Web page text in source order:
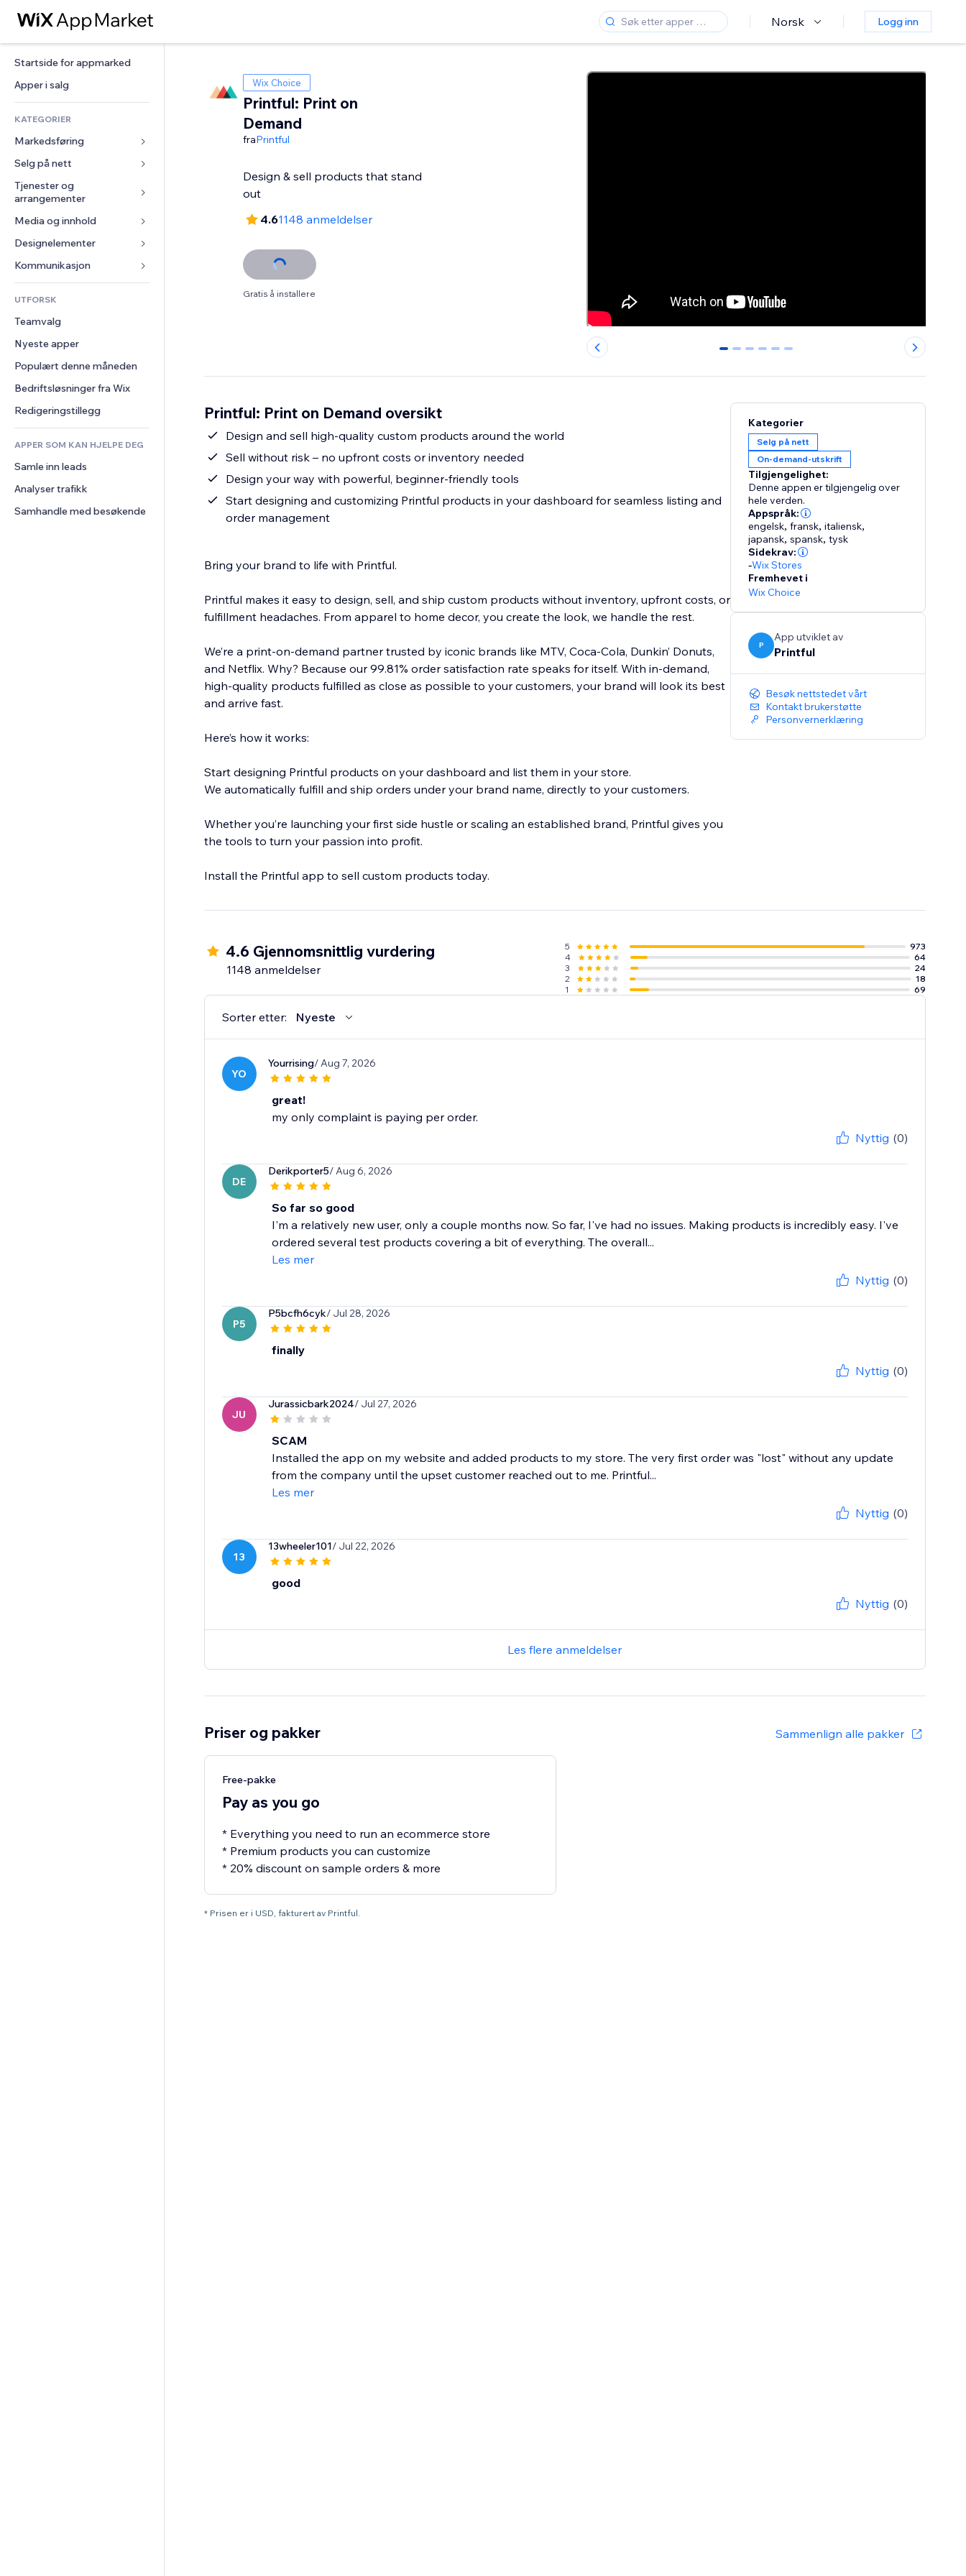
Norsk Logg inn
Startside for appmarked
Apper i salg
KATEGORIER
Markedsføring
Annonser
Mobil
Analyser
Sosiale medier
SEO
Engasjement
Nettstedsoppføringer
E-post
Konvertering
Selg på nett
Apper for butikker
Frakt og levering
Selg-knapper
Nettkurs
On-demand-utskrift
Regnskap
Kuponger og fordelsprogram
Lagerløsninger
Dropshipping
Priser og abonnement
Folkefinansiering
Mat og drikke
Tjenester og
arrangementer
Hoteller
Arrangementer
Restauranter
Eiendom
Bookinger
Media og innhold
Galleri
Musikk
Podkaster
Fotografi
Video
PDF
Fildeling
Nyheter
Designelementer
Kart og navigasjon
Personvern og sikkerhet
Klokke
Sidemaler
Bildeeffekter
Knapper og menyer
Bannere og merker
Kalkulatorer
Søk
Vær
Diagrammer og tabeller
Skjemaer
Avstemninger
Chat
Kommentarer
Telefon
Samfunn
Anmeldelser og
UTFORSK
Teamvalg
Nyeste apper
Populært denne måneden
Bedriftsløsninger fra Wix
Redigeringstillegg
APPER SOM KAN HJELPE DEG
Samle inn leads
Analyser trafikk
Samhandle med besøkende
Wix Choice
Printful: Print on
Demand
fraPrintful
Design & sell products that stand
out
4.61148 anmeldelser
Gratis å installere
0 1 2 3 4 5
Printful: Print on Demand oversikt
Design and sell high-quality custom products around the world
Sell without risk – no upfront costs or inventory needed
Design your way with powerful, beginner-friendly tools
Start designing and customizing Printful products in your dashboard for seamless listing and
order management
Bring your brand to life with Printful.
Printful makes it easy to design, sell, and ship custom products without inventory, upfront costs, or
fulfillment headaches. From apparel to home decor, you create the look, we handle the rest.
We’re a print-on-demand partner trusted by iconic brands like MTV, Coca-Cola, Dunkin’ Donuts,
and Netflix. Why? Because our 99.81% order satisfaction rate speaks for itself. With in-demand,
high-quality products fulfilled as close as possible to your customers, your brand will look its best
and arrive fast.
Here’s how it works:
Start designing Printful products on your dashboard and list them in your store.
We automatically fulfill and ship orders under your brand name, directly to your customers.
Whether you’re launching your first side hustle or scaling an established brand, Printful gives you
the tools to turn your passion into profit.
Kategorier
Selg på nett
On-demand-utskrift
Tilgjengelighet:
Denne appen er tilgjengelig over
hele verden.
Appspråk:
engelsk,fransk,italiensk,
japansk,spansk,tysk
Sidekrav:
-Wix Stores
Fremhevet i
Wix Choice
P
App utviklet av
Printful
Besøk nettstedet vårt
Kontakt brukerstøtte
Personvernerklæring
4.6 Gjennomsnittlig vurdering
1148 anmeldelser
5
973
4
64
3
24
2
18
1
69
Sorter etter: Nyeste
YO
Yourrising/ Aug 7, 2026
great!
my only complaint is paying per order.
Nyttig (0)
DE
Derikporter5/ Aug 6, 2026
So far so good
I'm a relatively new user, only a couple months now. So far, I've had no issues. Making products is incredibly easy. I've
ordered several test products covering a bit of everything. The overall...
Les mer
Nyttig (0)
P5
P5bcfh6cyk/ Jul 28, 2026
finally
Nyttig (0)
JU
Jurassicbark2024/ Jul 27, 2026
SCAM
Installed the app on my website and added products to my store. The very first order was "lost" without any update
from the company until the upset customer reached out to me. Printful...
Les mer
Nyttig (0)
13
13wheeler101/ Jul 22, 2026
good
Nyttig (0)
Les flere anmeldelser
Priser og pakker Sammenlign alle pakker
Free-pakke
Pay as you go
* Everything you need to run an ecommerce store
* Premium products you can customize
* 20% discount on sample orders & more
* Prisen er i USD, fakturert av Printful.